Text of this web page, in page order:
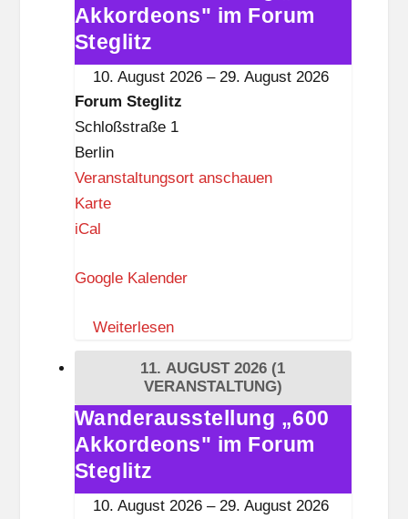
t
k
n
a
p
p
„600
Akkordeons"
im
Akkordeons" im Forum
Steglitz
10. August 2026 – 29. August 2026
Forum Steglitz
Schloßstraße 1
Berlin
Veranstaltungsort anschauen
KarteF
u
S
t
g
i
t
z
iCal
Google Kalender
Weiterlesen
11. AUGUST 2026 (1
VERANSTALTUNG)
Wanderausstellung
„600
Akkordeons"
im
Wanderausstellung „600
Akkordeons" im Forum
Steglitz
10. August 2026 – 29. August 2026